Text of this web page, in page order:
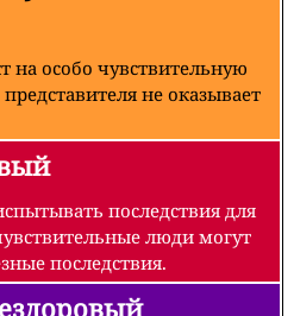
на особо чувствительную
не оказывает
последствия для
люди могут
последствия.